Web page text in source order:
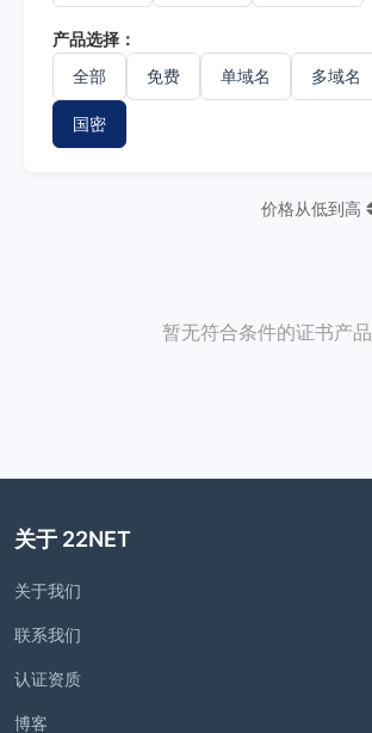
产品选择：
全部
免费 单域名 多域名
国密
价格从低到高
暂无符合条件的证书产品
关于 22NET
关于我们
联系我们
认证资质
博客